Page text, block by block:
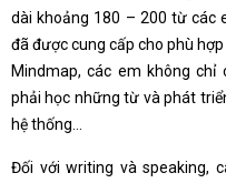
dài khoảng 180 – 200 từ các
đã được cung cấp cho phù
Mindmap, các em không
phải học những từ và phát
hệ thống…
Đối với writing và speaking,